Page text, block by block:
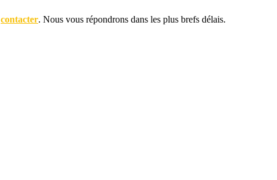
contacter. Nous vous répondrons dans les plus brefs délais.